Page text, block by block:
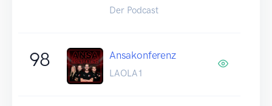
Der Podcast
98 Ansakonferenz
LAOLA1